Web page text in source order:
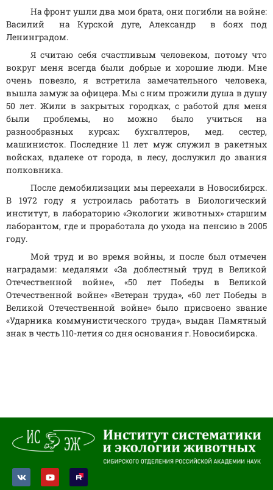
На фронт ушли два мои брата, они погибли на войне:
Василий на Курской дуге, Александр в боях под
Ленинградом.
Я считаю себя счастливым человеком, потому что
вокруг меня всегда были добрые и хорошие люди. Мне
очень повезло, я встретила замечательного человека,
вышла замуж за офицера. Мы с ним прожили душа в душу
50 лет. Жили в закрытых городках, с работой для меня
были проблемы, но можно было учиться на
разнообразных курсах: бухгалтеров, мед. сестер,
машинисток. Последние 11 лет муж служил в ракетных
войсках, вдалеке от города, в лесу, дослужил до звания
полковника.
После демобилизации мы переехали в Новосибирск.
В 1972 году я устроилась работать в Биологический
институт, в лабораторию «Экологии животных» старшим
лаборантом, где и проработала до ухода на пенсию в 2005
году.
Мой труд и во время войны, и после был отмечен
наградами: медалями «За доблестный труд в Великой
Отечественной войне», «50 лет Победы в Великой
Отечественной войне» «Ветеран труда», «60 лет Победы в
Великой Отечественной войне» было присвоено звание
«Ударника коммунистического труда», выдан Памятный
знак в честь 110-летия со дня основания г. Новосибирска.